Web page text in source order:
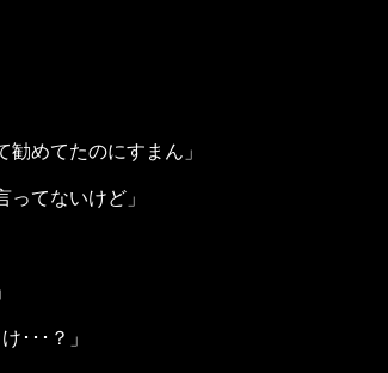
めてたのにすまん」
てないけど」
･･･？」